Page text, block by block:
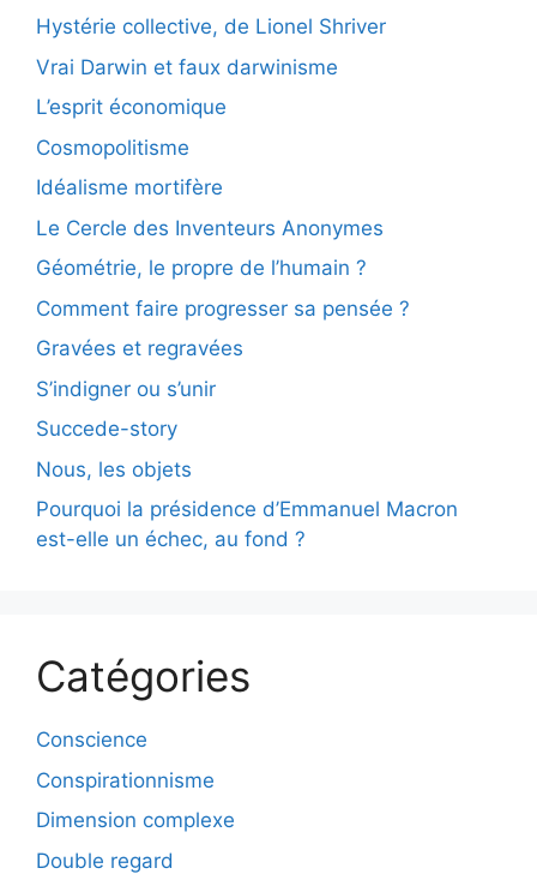
Hystérie collective, de Lionel Shriver
Vrai Darwin et faux darwinisme
L’esprit économique
Cosmopolitisme
Idéalisme mortifère
Le Cercle des Inventeurs Anonymes
Géométrie, le propre de l’humain ?
Comment faire progresser sa pensée ?
Gravées et regravées
S’indigner ou s’unir
Succede-story
Nous, les objets
Pourquoi la présidence d’Emmanuel Macron
est-elle un échec, au fond ?
Catégories
Conscience
Conspirationnisme
Dimension complexe
Double regard